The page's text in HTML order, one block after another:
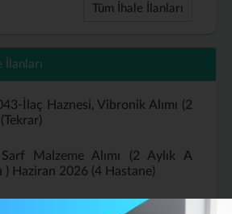
Tüm İhale İlanları
İlanları
İlaç Haznesi, Vibronik Alımı (2
Sarf Malzeme Alımı (2 Aylık A
) Haziran 2026 (4 Hastane)
Sarf Malzeme Alımı (2 Aylık A